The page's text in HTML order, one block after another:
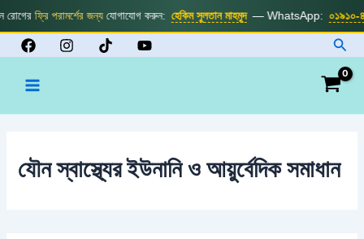
ফ্রি পরামর্শের জন্যযোগাযোগ করুন:হেকিম সুলতান মাহমুদ— WhatsApp:০১৯১০-
Skip
to
content
যৌন স্বাস্থ্যের ইউনানি ও আয়ুর্বেদিক সমাধান